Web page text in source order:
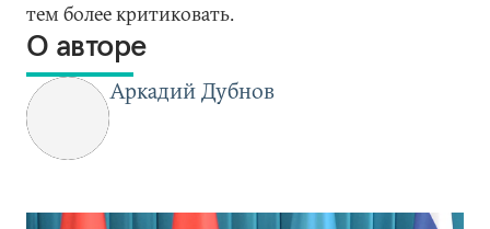
тем более критиковать.
О авторе
Аркадий Дубнов